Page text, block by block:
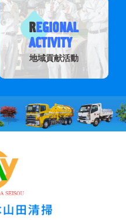
REGIONAL
ACTIVITY
地域貢献活動